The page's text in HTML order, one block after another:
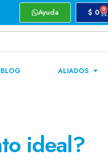
Ayuda $ 0 0
BLOG ALIADOS
ideal?